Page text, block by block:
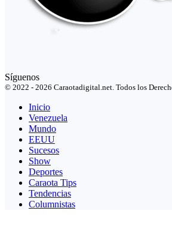
Síguenos
© 2022 - 2026 Caraotadigital.net. Todos los
Inicio
Venezuela
Mundo
EEUU
Sucesos
Show
Deportes
Caraota Tips
Tendencias
Columnistas